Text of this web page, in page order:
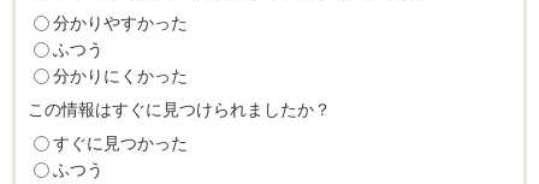
分かりやすかった
ふつう
分かりにくかった
この情報はすぐに見つけられましたか？
すぐに見つかった
ふつう